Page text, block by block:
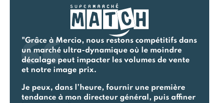
"Grâce à Mercio, nous restons compétitifs dans
un marché ultra-dynamique où le moindre
décalage peut impacter les volumes de vente
et notre image prix.
Je peux, dans l’heure, fournir une première
tendance à mon directeur général, puis affiner